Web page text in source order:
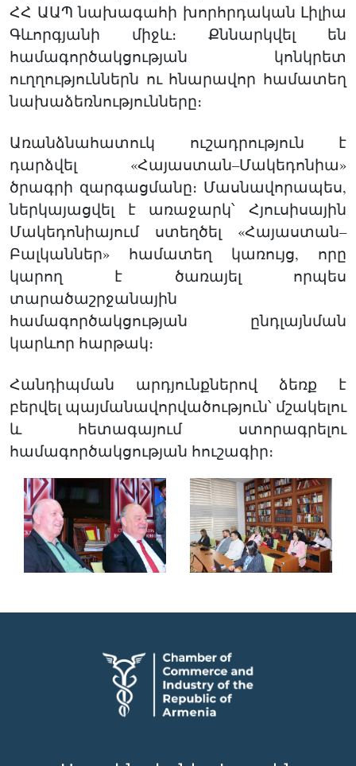
ՀՀ ԱԱՊ նախագահի խորհրդական Լիլիա
Գևորգյանի միջև։ Քննարկվել են
համագործակցության կոնկրետ
ուղղություններն ու հնարավոր համատեղ
նախաձեռնությունները։
Առանձնահատուկ ուշադրություն է
դարձվել «Հայաստան–Մակեդոնիա»
ծրագրի զարգացմանը։ Մասնավորապես,
ներկայացվել է առաջարկ՝ Հյուսիսային
Մակեդոնիայում ստեղծել «Հայաստան–
Բալկաններ» համատեղ կառույց, որը
կարող է ծառայել որպես
տարածաշրջանային
համագործակցության ընդլայնման
կարևոր հարթակ։
Հանդիպման արդյունքներով ձեռք է
բերվել պայմանավորվածություն՝ մշակելու
և հետագայում ստորագրելու
համագործակցության հուշագիր։